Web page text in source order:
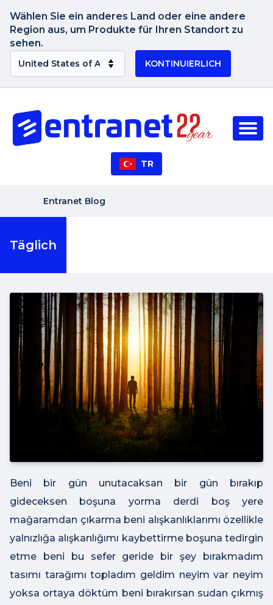
Wählen Sie ein anderes Land oder eine andere
Region aus, um Produkte für Ihren Standort zu
sehen.
KONTINUIERLICH
TR
Entranet Blog
Täglich
Beni bir gün unutacaksan bir gün bırakıp
gideceksen boşuna yorma derdi boş yere
mağaramdan çıkarma beni alışkanlıklarımı özellikle
yalnızlığa alışkanlığımı kaybettirme boşuna tedirgin
etme beni bu sefer geride bir şey bırakmadım
tasımı tarağımı topladım geldim neyim var neyim
yoksa ortaya döktüm beni bırakırsan sudan çıkmış